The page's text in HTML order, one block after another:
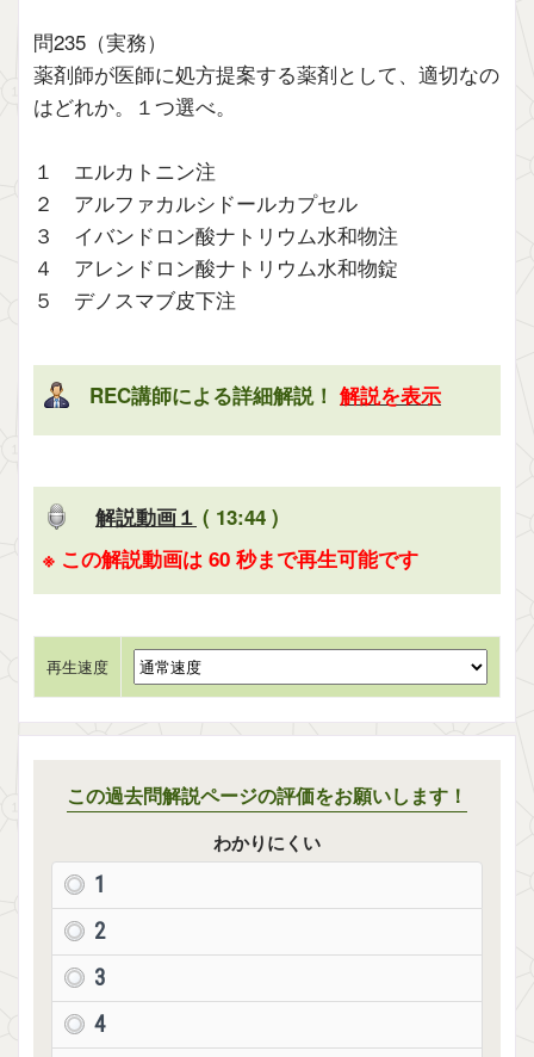
問235（実務）
薬剤師が医師に処方提案する薬剤として、適切なの
はどれか。１つ選べ。
１ エルカトニン注
２ アルファカルシドールカプセル
３ イバンドロン酸ナトリウム水和物注
４ アレンドロン酸ナトリウム水和物錠
５ デノスマブ皮下注
REC講師による詳細解説！ 解説を表示
解説動画１ ( 13:44 )
※ この解説動画は 60 秒まで再生可能です
再生速度
この過去問解説ページの評価をお願いします！
わかりにくい
1
2
3
4